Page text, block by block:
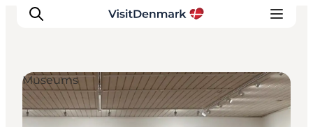
Inspirations
Museums